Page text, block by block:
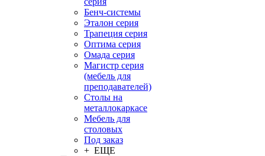
Бенч-системы
Эталон серия
Трапеция серия
Оптима серия
Омада серия
Магистр серия
(мебель для
преподавателей)
Столы на
металлокаркасе
Мебель для
столовых
Под заказ
+ ЕЩЕ